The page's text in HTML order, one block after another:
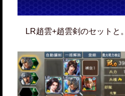
LR趙雲+趙雲剣のセットと。